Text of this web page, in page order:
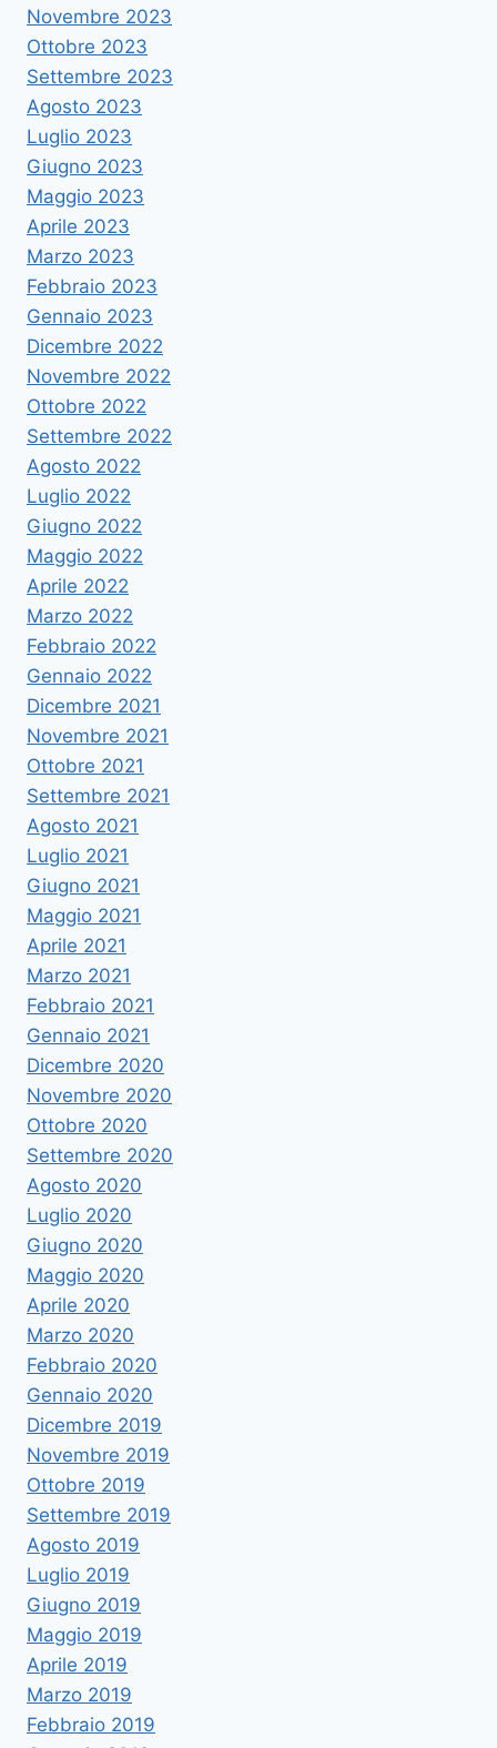
Novembre 2023
Ottobre 2023
Settembre 2023
Agosto 2023
Luglio 2023
Giugno 2023
Maggio 2023
Aprile 2023
Marzo 2023
Febbraio 2023
Gennaio 2023
Dicembre 2022
Novembre 2022
Ottobre 2022
Settembre 2022
Agosto 2022
Luglio 2022
Giugno 2022
Maggio 2022
Aprile 2022
Marzo 2022
Febbraio 2022
Gennaio 2022
Dicembre 2021
Novembre 2021
Ottobre 2021
Settembre 2021
Agosto 2021
Luglio 2021
Giugno 2021
Maggio 2021
Aprile 2021
Marzo 2021
Febbraio 2021
Gennaio 2021
Dicembre 2020
Novembre 2020
Ottobre 2020
Settembre 2020
Agosto 2020
Luglio 2020
Giugno 2020
Maggio 2020
Aprile 2020
Marzo 2020
Febbraio 2020
Gennaio 2020
Dicembre 2019
Novembre 2019
Ottobre 2019
Settembre 2019
Agosto 2019
Luglio 2019
Giugno 2019
Maggio 2019
Aprile 2019
Marzo 2019
Febbraio 2019